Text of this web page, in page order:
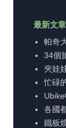
最新文章
帕奇
34個
夾娃
忙碌
各國
鐵板